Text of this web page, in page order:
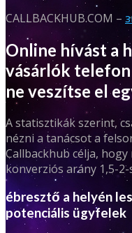
CALLBACKHUB.COM –
Online hívást a
vásárlók
ne veszítse el
A statisztikák szerint,
nézni a tanácsot a
Callbackhub célja,
konverziós arány 1,5-2-
ébresztő a helyén
potenciális ügyfelek